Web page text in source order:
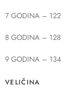
7 GODINA – 122
8 GODINA – 128
9 GODINA – 134
VELIČINA